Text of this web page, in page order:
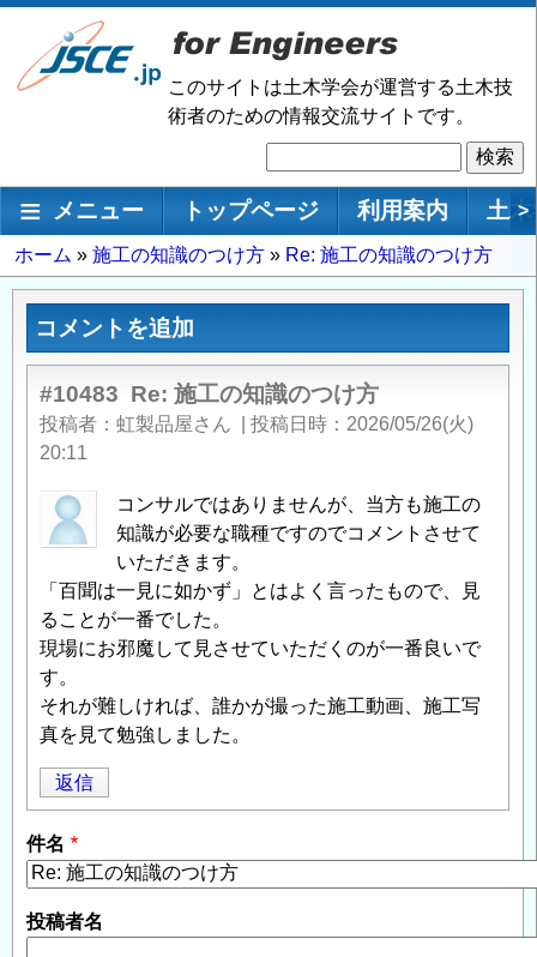
メ
ン
移
このサイトは土木学会が運営する土木技
術者のための情報交流サイトです。
索
メインナビゲーション
メニュー トップページ 利用案内 土 >
パ
ン
ず
ホーム 施工の知識のつけ方 Re: 施工の知識のつけ方
コメントを追加
#10483 Re: 施工の知識のつけ方
投稿者 虹製品屋さん 投稿日時
2026/05/26(火)
20:11
コンサルではありませんが、当方も施工の
知識が必要な職種ですのでコメントさせて
いただきます。
「百聞は一見に如かず」とはよく言ったもので、見
ることが一番でした。
現場にお邪魔して見させていただくのが一番良いで
す。
それが難しければ、誰かが撮った施工動画、施工写
真を見て勉強しました。
返信
件名
投稿者名